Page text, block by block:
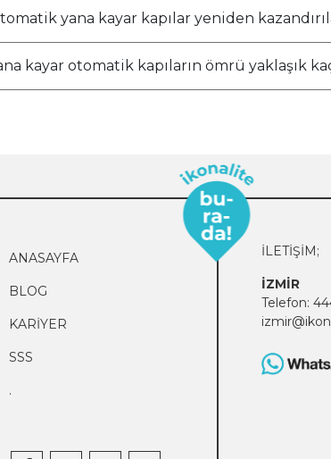
yana kayar kapılar yeniden
kayar otomatik kapıların ömrü yaklaşık
ANASAYFA
BLOG
KARİYER
SSS
.
İLETİŞİM;
İZMİR
Telefon: